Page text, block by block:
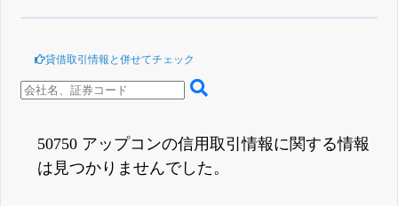
登録すると永久30%OFFと米株版の先行利用も付きます
貸借取引情報と併せてチェック
50750 アップコンの信用取引情報に関する情報
は見つかりませんでした。